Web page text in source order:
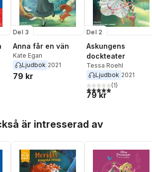
Del 3
Anna får en vän
Kate Egan
Ljudbok 2021
79 kr
Del 2
Askungens
dockteater
Tessa Roehl
Ljudbok 2021
5,0utav 5 stjärnor.
(1)
79 kr
är intresserad av